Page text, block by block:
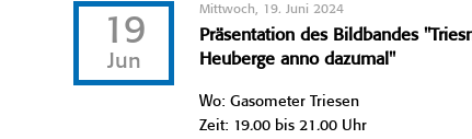
19
Jun
Mittwoch, 19. Juni 2024
Präsentation des Bildbandes
Heuberge anno dazumal"
Wo: Gasometer Triesen
Zeit: 19.00 bis 21.00 Uhr